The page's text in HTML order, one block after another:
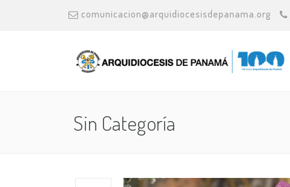
comunicacion@arquidiocesisdepanama.org
Sin Categoría